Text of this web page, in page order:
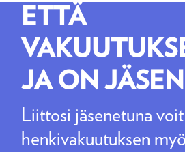
ETTÄ
JA ON JÄSEN
Liittosi jäsenetuna
henkivakuutuksen